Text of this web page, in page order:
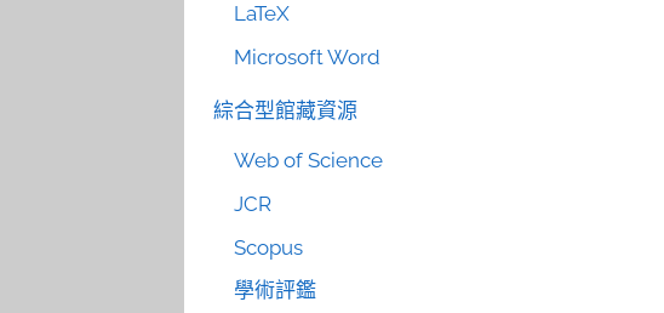
LaTeX
Microsoft Word
綜合型館藏資源
Web of Science
JCR
Scopus
學術評鑑